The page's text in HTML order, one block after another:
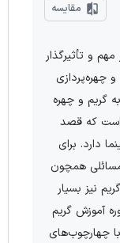
مقایسه
و تأثیرگذار
چهره‌­پردازی
گریم و چهره­‌
است که قصد
دارد. برای
همچون
نیز بسیار
آموزش گریم
چهارچوب‌­های